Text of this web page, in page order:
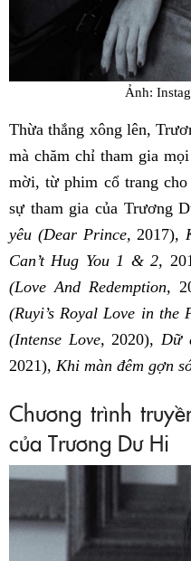
Ảnh:
Thừa thắng xông lên,
mà chăm chỉ tham gia
mời, từ phim cổ trang
sự tham gia của Trương
yêu (Dear Prince, 2017),
Can’t Hug You 1 & 2,
(Love And Redemption,
(Ruyi’s Royal Love in the
(Intense Love, 2020), Dữ
2021), Khi màn đêm gợn
Chương trình
của Trương Dư Hi